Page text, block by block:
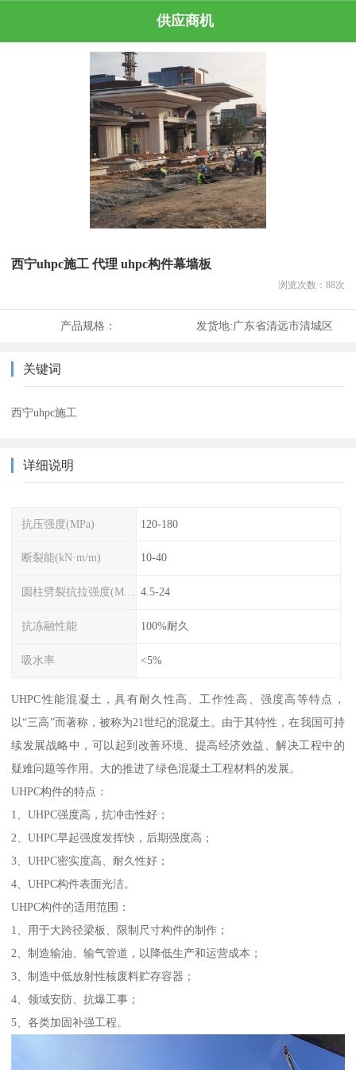
供应商机
西宁uhpc施工 代理 uhpc构件幕墙板
浏览次数： 88次
产品规格： 发货地:广东省清远市清城区
关键词
西宁uhpc施工
详细说明
抗压强度(MPa) 120-180
断裂能(kN·m/m) 10-40
圆柱劈裂抗拉强度(MPa) 4.5-24
抗冻融性能 100%耐久
吸水率 <5%
UHPC性能混凝土，具有耐久性高、工作性高、强度高等特点，
以“三高”而著称，被称为21世纪的混凝土。由于其特性，在我国可持
续发展战略中，可以起到改善环境、提高经济效益、解决工程中的
疑难问题等作用。大的推进了绿色混凝土工程材料的发展。
UHPC构件的特点：
1、UHPC强度高，抗冲击性好；
2、UHPC早起强度发挥快，后期强度高；
3、UHPC密实度高、耐久性好；
4、UHPC构件表面光洁。
UHPC构件的适用范围：
1、用于大跨径梁板、限制尺寸构件的制作；
2、制造输油、输气管道，以降低生产和运营成本；
3、制造中低放射性核废料贮存容器；
4、领域安防、抗爆工事；
5、各类加固补强工程。